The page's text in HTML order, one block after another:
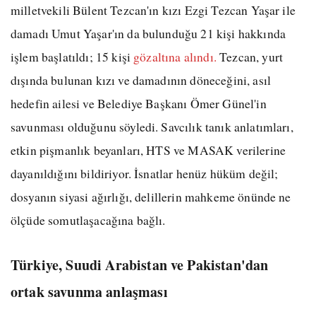
milletvekili Bülent Tezcan'ın kızı Ezgi Tezcan Yaşar ile
damadı Umut Yaşar'ın da bulunduğu 21 kişi hakkında
işlem başlatıldı; 15 kişi gözaltına alındı. Tezcan, yurt
dışında bulunan kızı ve damadının döneceğini, asıl
hedefin ailesi ve Belediye Başkanı Ömer Günel'in
savunması olduğunu söyledi. Savcılık tanık anlatımları,
etkin pişmanlık beyanları, HTS ve MASAK verilerine
dayanıldığını bildiriyor. İsnatlar henüz hüküm değil;
dosyanın siyasi ağırlığı, delillerin mahkeme önünde ne
ölçüde somutlaşacağına bağlı.
Türkiye, Suudi Arabistan ve Pakistan'dan
ortak savunma anlaşması